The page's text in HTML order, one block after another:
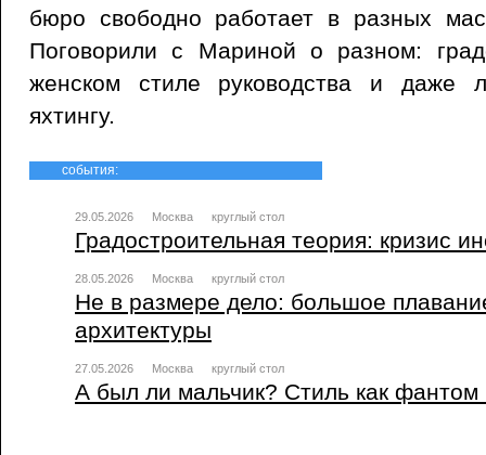
бюро свободно работает в разных
Поговорили с Мариной о разном:
женском стиле руководства и даже
яхтингу.
события:
29.05.2026 Москва круглый стол
Градостроительная теория: кризис
28.05.2026 Москва круглый стол
Не в размере дело: большое
архитектуры
27.05.2026 Москва круглый стол
А был ли мальчик? Стиль как